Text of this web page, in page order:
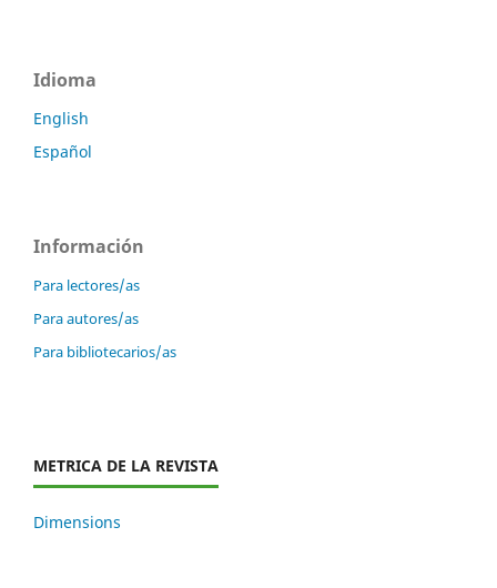
Idioma
English
Español
Información
Para lectores/as
Para autores/as
Para bibliotecarios/as
METRICA DE LA REVISTA
Dimensions